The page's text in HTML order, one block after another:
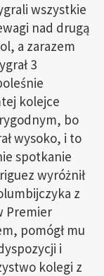
wszystkie
nad drugą
a zarazem
3
kolejce
bo
wysoko, i to
spotkanie
wyróżnił
z
Premier
pomógł mu
i
kolegi z